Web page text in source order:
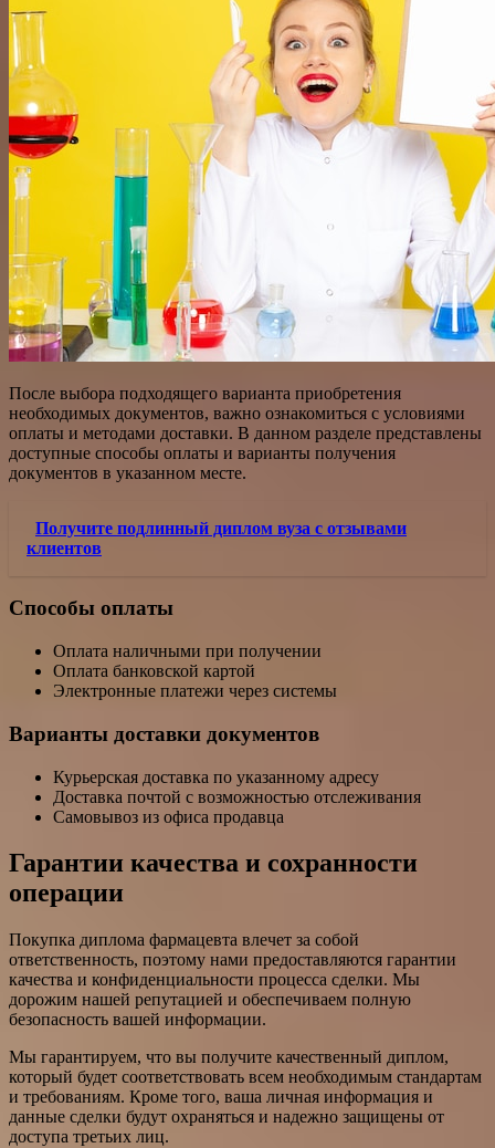
После выбора подходящего варианта приобретения
необходимых документов, важно ознакомиться с условиями
оплаты и методами доставки. В данном разделе представлены
доступные способы оплаты и варианты получения
документов в указанном месте.
Получите подлинный диплом вуза с отзывами
клиентов
Способы оплаты
Оплата наличными при получении
Оплата банковской картой
Электронные платежи через системы
Варианты доставки документов
Курьерская доставка по указанному адресу
Доставка почтой с возможностью отслеживания
Самовывоз из офиса продавца
Гарантии качества и сохранности
операции
Покупка диплома фармацевта влечет за собой
ответственность, поэтому нами предоставляются гарантии
качества и конфиденциальности процесса сделки. Мы
дорожим нашей репутацией и обеспечиваем полную
безопасность вашей информации.
Мы гарантируем, что вы получите качественный диплом,
который будет соответствовать всем необходимым стандартам
и требованиям. Кроме того, ваша личная информация и
данные сделки будут охраняться и надежно защищены от
доступа третьих лиц.